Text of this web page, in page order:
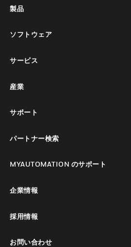
製品
ソフトウェア
サービス
産業
サポート
パートナー検索
MYAUTOMATION のサポート
企業情報
採用情報
お問い合わせ